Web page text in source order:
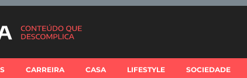
CARREIRA CASA LIFESTYLE SOCIEDADE